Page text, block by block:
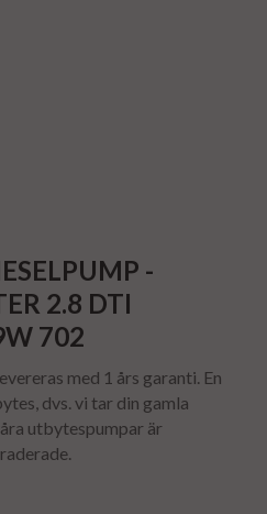
-
2.8 DTI
702
med 1 års garanti. En
dvs. vi tar din gamla
utbytespumpar är